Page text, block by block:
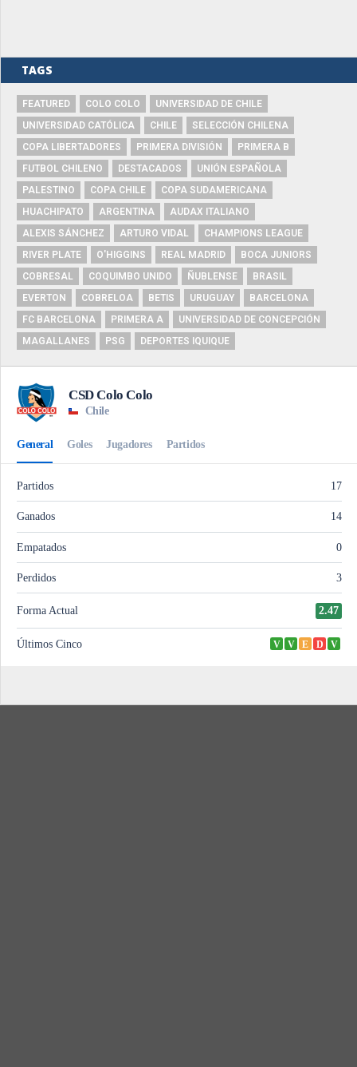
TAGS
FEATURED COLO COLO
UNIVERSIDAD DE CHILE
UNIVERSIDAD CATÓLICA
CHILE
SELECCIÓN CHILENA
COPA LIBERTADORES
PRIMERA DIVISIÓN
PRIMERA B
FUTBOL CHILENO
DESTACADOS
UNIÓN ESPAÑOLA
PALESTINO
COPA CHILE
COPA SUDAMERICANA
HUACHIPATO
ARGENTINA
AUDAX ITALIANO
ALEXIS SÁNCHEZ
ARTURO VIDAL
CHAMPIONS LEAGUE
RIVER PLATE
O'HIGGINS REAL MADRID
BOCA JUNIORS
COBRESAL
COQUIMBO UNIDO ÑUBLENSE
BRASIL
EVERTON
COBRELOA BETIS URUGUAY
BARCELONA
FC BARCELONA
PRIMERA A
UNIVERSIDAD DE CONCEPCIÓN
MAGALLANES
PSG DEPORTES IQUIQUE